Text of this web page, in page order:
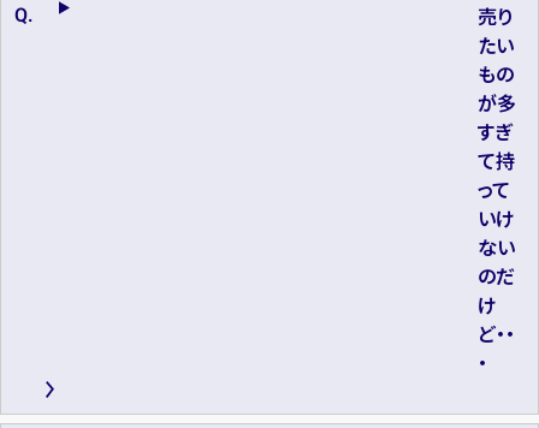
売り
たい
もの
が多
すぎ
て持
って
いけ
ない
のだ
け
ど・・
・